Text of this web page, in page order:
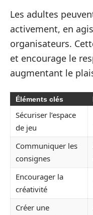
Les adultes
activement, en
organisateurs.
et encourage le
augmentant le
Éléments clés
Sécuriser l’espace
de jeu
Communiquer les
consignes
Encourager la
créativité
Créer une